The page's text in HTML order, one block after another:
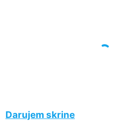
Darujem skrine